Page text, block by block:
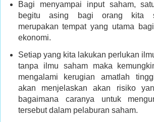
Bagi menyampai input saham,
begitu asing bagi orang kita
merupakan tempat yang utama
ekonomi.
Setiap yang kita lakukan perlukan
tanpa ilmu saham maka
mengalami kerugian amatlah
akan menjelaskan akan risiko
bagaimana caranya untuk
tersebut dalam pelaburan saham.